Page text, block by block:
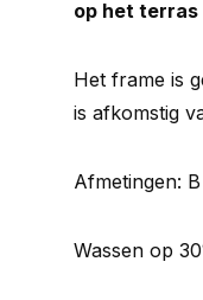
op het terras
Het frame is
is afkomstig
Afmetingen:
Wassen op